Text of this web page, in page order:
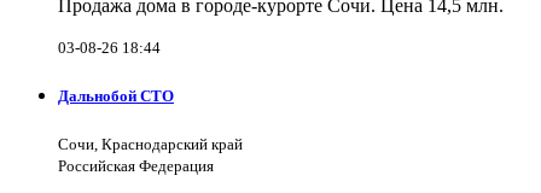
Продажа дома в городе-курорте Сочи. Цена 14,5 млн.
03-08-26 18:44
Дальнобой СТО
Сочи, Краснодарский край
Российская Федерация